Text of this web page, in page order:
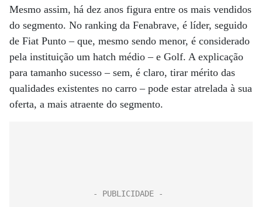
Mesmo assim, há dez anos figura entre os mais vendidos
do segmento. No ranking da Fenabrave, é líder, seguido
de Fiat Punto – que, mesmo sendo menor, é considerado
pela instituição um hatch médio – e Golf. A explicação
para tamanho sucesso – sem, é claro, tirar mérito das
qualidades existentes no carro – pode estar atrelada à sua
oferta, a mais atraente do segmento.